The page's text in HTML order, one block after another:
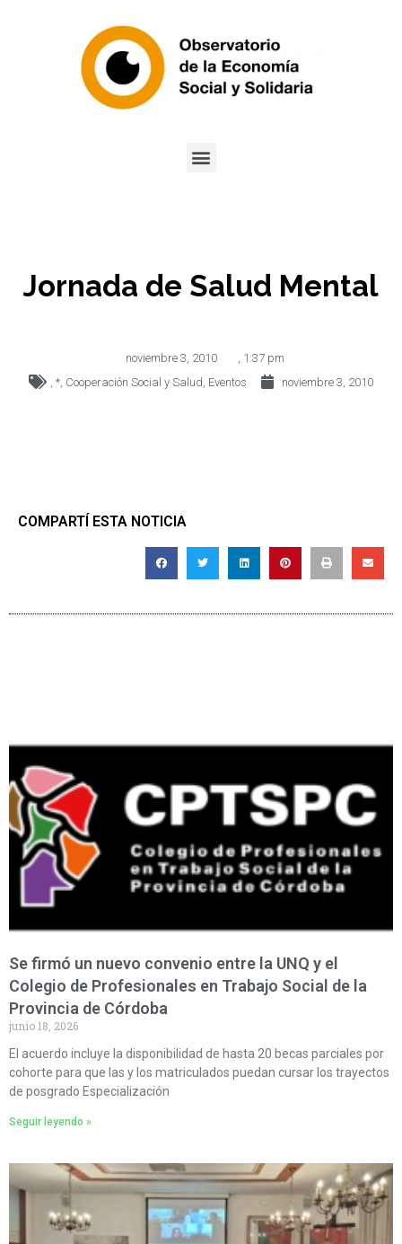
Jornada de Salud Mental
noviembre 3, 2010
1:37 pm
* Cooperación Social y Salud Eventos noviembre 3, 2010
COMPARTÍ ESTA NOTICIA
Se firmó un nuevo convenio entre la UNQ y el
Colegio de Profesionales en Trabajo Social de la
Provincia de Córdoba
junio 18, 2026
El acuerdo incluye la disponibilidad de hasta 20 becas parciales por
cohorte para que las y los matriculados puedan cursar los trayectos
de posgrado Especialización
Seguir leyendo »